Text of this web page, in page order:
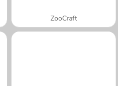
ZooCraft